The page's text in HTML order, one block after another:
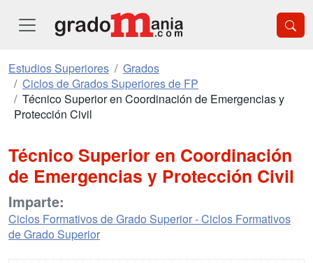
Estudios Superiores
Grados
Ciclos de Grados Superiores de FP
Técnico Superior en Coordinación de Emergencias y
Protección Civil
Técnico Superior en Coordinación
de Emergencias y Protección Civil
Imparte:
Ciclos Formativos de Grado Superior - Ciclos Formativos
de Grado Superior